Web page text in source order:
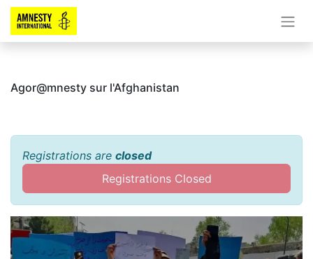
Agor@mnesty sur l'Afghanistan
Registrations are closed
Registrations Closed